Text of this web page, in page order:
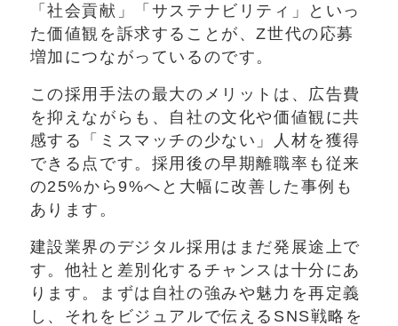
「社会貢献」「サステナビリティ」といっ
た価値観を訴求することが、Z世代の応募
増加につながっているのです。
この採用手法の最大のメリットは、広告費
を抑えながらも、自社の文化や価値観に共
感する「ミスマッチの少ない」人材を獲得
できる点です。採用後の早期離職率も従来
の25%から9%へと大幅に改善した事例も
あります。
建設業界のデジタル採用はまだ発展途上で
す。他社と差別化するチャンスは十分にあ
ります。まずは自社の強みや魅力を再定義
し、それをビジュアルで伝えるSNS戦略を